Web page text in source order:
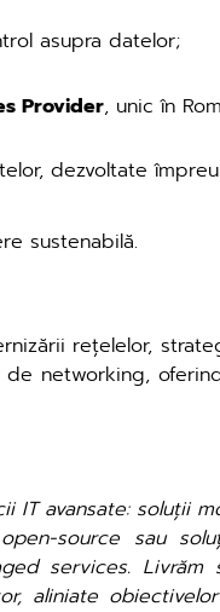
asupra datelor;
Provider, unic în
dezvoltate
sustenabilă.
rețelelor,
networking,
IT avansate: soluții
source sau
services. Livrăm
aliniate